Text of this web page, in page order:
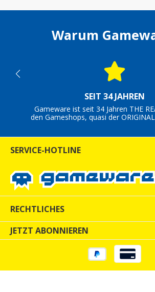
Warum
SEIT 34 JAHREN
Gameware ist seit 34 Jahren THE
den Gameshops, quasi der
SERVICE-HOTLINE
RECHTLICHES
JETZT ABONNIEREN